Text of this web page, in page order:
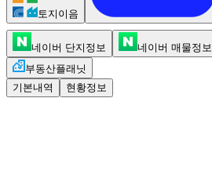
토지이음
네이버 단지정보 네이버 매물정보
부동산플래닛
기본내역
현황정보